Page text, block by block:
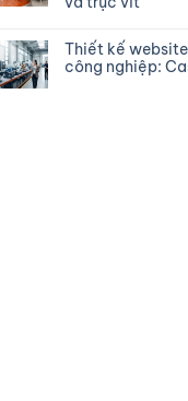
Thiết kế
công nghiệp: